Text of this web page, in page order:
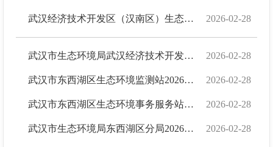
武汉经济技术开发区（汉南区）生态环境事务服务站2026年单位预算 2026-02-28
武汉市生态环境局武汉经济技术开发区（汉南区）分局2026年单位预算 2026-02-28
武汉市东西湖区生态环境监测站2026年单位预算 2026-02-28
武汉市东西湖区生态环境事务服务站2026年单位预算 2026-02-28
武汉市生态环境局东西湖区分局2026年单位预算 2026-02-28